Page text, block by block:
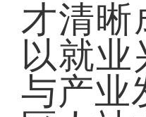
才清晰
以就业
与产业